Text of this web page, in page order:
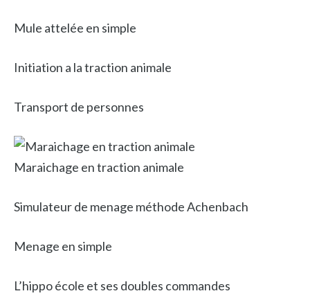
Mule attelée en simple
Initiation a la traction animale
Transport de personnes
Maraichage en traction animale
Simulateur de menage méthode Achenbach
Menage en simple
L’hippo école et ses doubles commandes